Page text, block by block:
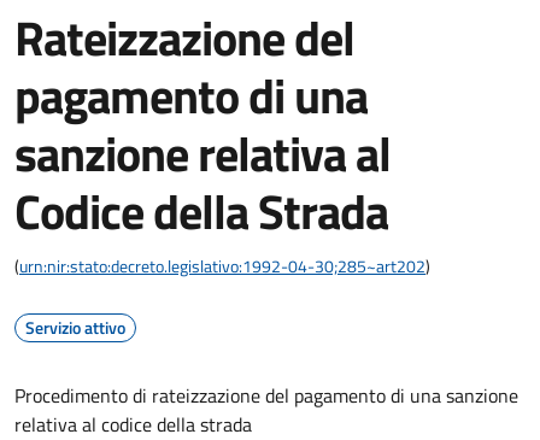
Rateizzazione del
pagamento di una
sanzione relativa al
Codice della Strada
(urn:nir:stato:decreto.legislativo:1992-04-30;285~art202)
Servizio attivo
Procedimento di rateizzazione del pagamento di una sanzione
relativa al codice della strada